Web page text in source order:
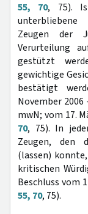
55, 70, 75).
Zeugen der
Verurteilung
gestützt
gewichtige
bestätigt
November 2006
mwN; vom 17.
70, 75). In
Zeugen, den
(lassen)
kritischen
Beschluss vom
55, 70, 75).